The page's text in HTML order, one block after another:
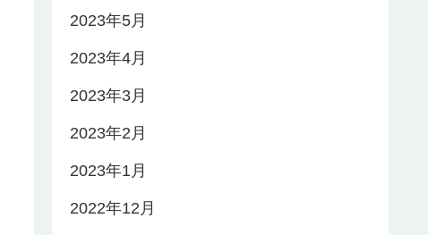
2023年5月
2023年4月
2023年3月
2023年2月
2023年1月
2022年12月